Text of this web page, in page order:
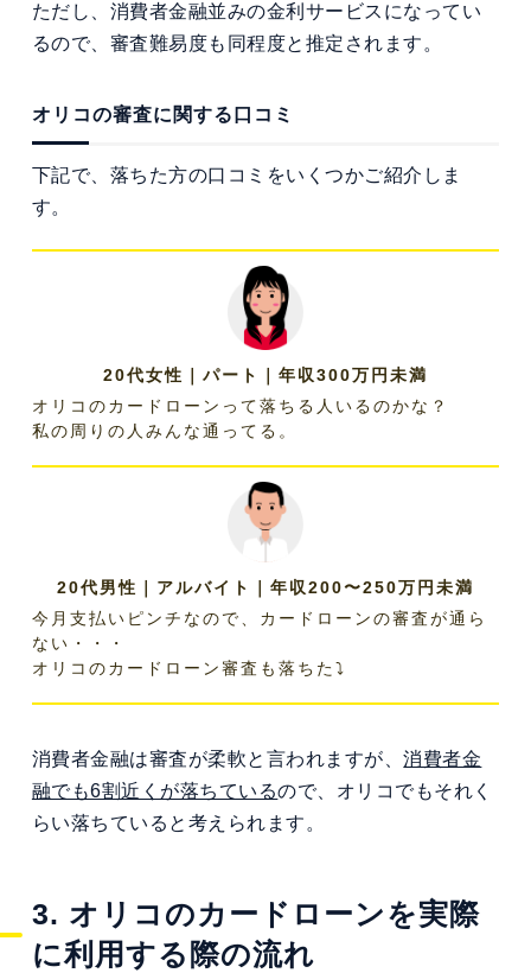
ただし、消費者金融並みの金利サービスになってい
るので、審査難易度も同程度と推定されます。
オリコの審査に関する口コミ
下記で、落ちた方の口コミをいくつかご紹介しま
す。
20代女性｜パート｜年収300万円未満
オリコのカードローンって落ちる人いるのかな？
私の周りの人みんな通ってる。
20代男性｜アルバイト｜年収200〜250万円未満
今月支払いピンチなので、カードローンの審査が通ら
ない・・・
オリコのカードローン審査も落ちた⤵︎
消費者金融は審査が柔軟と言われますが、消費者金
融でも6割近くが落ちているので、オリコでもそれく
らい落ちていると考えられます。
3. オリコのカードローンを実際
に利用する際の流れ